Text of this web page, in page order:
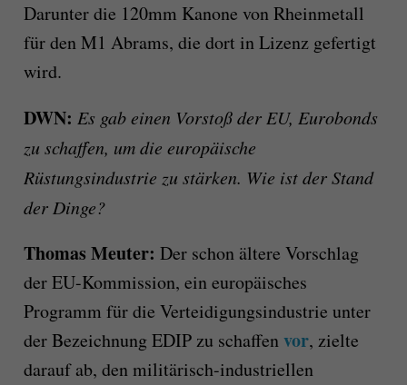
Darunter die 120mm Kanone von Rheinmetall
für den M1 Abrams, die dort in Lizenz gefertigt
wird.
DWN: Es gab einen Vorstoß der EU, Eurobonds
zu schaffen, um die europäische
Rüstungsindustrie zu stärken. Wie ist der Stand
der Dinge?
Thomas Meuter: Der schon ältere Vorschlag
der EU-Kommission, ein europäisches
Programm für die Verteidigungsindustrie unter
der Bezeichnung EDIP zu schaffenvor, zielte
darauf ab, den militärisch-industriellen